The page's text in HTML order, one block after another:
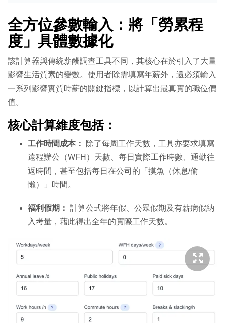
全方位參數輸入：將「勞累程
度」具體數據化
該計算器與傳統薪酬調查工具不同，其核心在於引入了大量
影響生活質素的變數。使用者除需填寫年薪外，還必須輸入
一系列影響實質時薪的關鍵指標，以計算出最真實的職位價
值。
核心計算維度包括：
工作時間成本：
除了每周工作天數，工具亦要求填寫
遠程辦公（WFH）天數、每日實際工作時數、通勤往
返時間，甚至包括每日在公司的「摸魚（休息/偷
懶）」時間。
福利假期： 計算公式將年假、公眾假期及有薪病假納
入考量，藉此得出全年的實際工作天數。